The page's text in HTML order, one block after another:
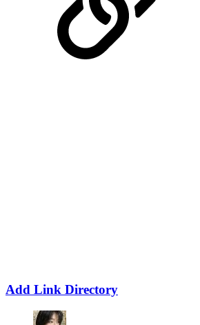
Add Link Directory